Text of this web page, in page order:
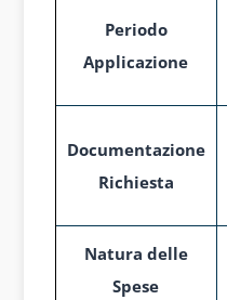
Periodo
Applicazione
Documentazione
Richiesta
Natura delle
Spese